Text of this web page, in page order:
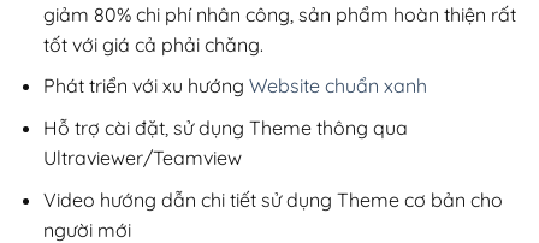
giảm 80% chi phí nhân công, sản phẩm hoàn thiện rất
tốt với giá cả phải chăng.
Phát triển với xu hướng Website chuẩn xanh
Hỗ trợ cài đặt, sử dụng Theme thông qua
Ultraviewer/Teamview
Video hướng dẫn chi tiết sử dụng Theme cơ bản cho
người mới